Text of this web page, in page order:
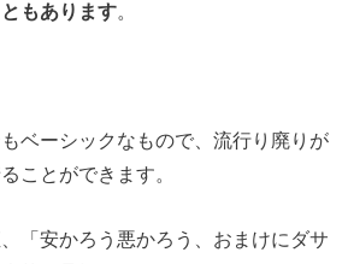
もあります。
ベーシックなもので、流行り廃りが
ことができます。
「安かろう悪かろう、おまけにダサ